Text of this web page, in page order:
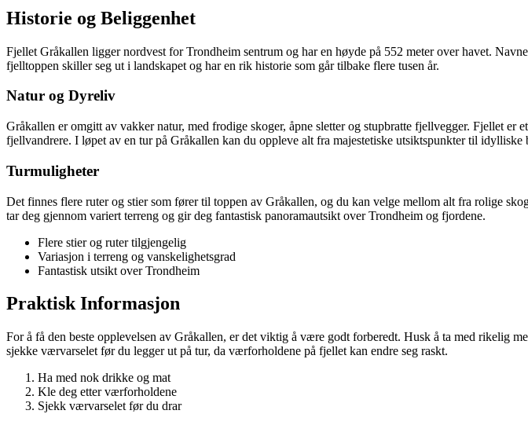
Historie og Beliggenhet
Fjellet Gråkallen ligger nordvest for Trondheim sentrum og har en høyde på 552 meter over havet.
fjelltoppen skiller seg ut i landskapet og har en rik historie som går tilbake flere tusen år.
Natur og Dyreliv
Gråkallen er omgitt av vakker natur, med frodige skoger, åpne sletter og stupbratte fjellvegger. Fjellet
fjellvandrere. I løpet av en tur på Gråkallen kan du oppleve alt fra majestetiske utsiktspunkter til
Turmuligheter
Det finnes flere ruter og stier som fører til toppen av Gråkallen, og du kan velge mellom alt fra rolige
tar deg gjennom variert terreng og gir deg fantastisk panoramautsikt over Trondheim og fjordene.
Flere stier og ruter tilgjengelig
Variasjon i terreng og vanskelighetsgrad
Fantastisk utsikt over Trondheim
Praktisk Informasjon
For å få den beste opplevelsen av Gråkallen, er det viktig å være godt forberedt. Husk å ta med rikelig
sjekke værvarselet før du legger ut på tur, da værforholdene på fjellet kan endre seg raskt.
Ha med nok drikke og mat
Kle deg etter værforholdene
Sjekk værvarselet før du drar